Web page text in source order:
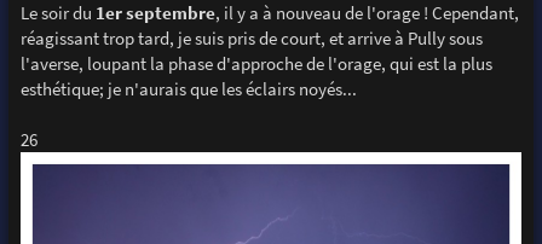
Le soir du 1er septembre, il y a à nouveau de l'orage ! Cependant,
réagissant trop tard, je suis pris de court, et arrive à Pully sous
l'averse, loupant la phase d'approche de l'orage, qui est la plus
esthétique; je n'aurais que les éclairs noyés...
26